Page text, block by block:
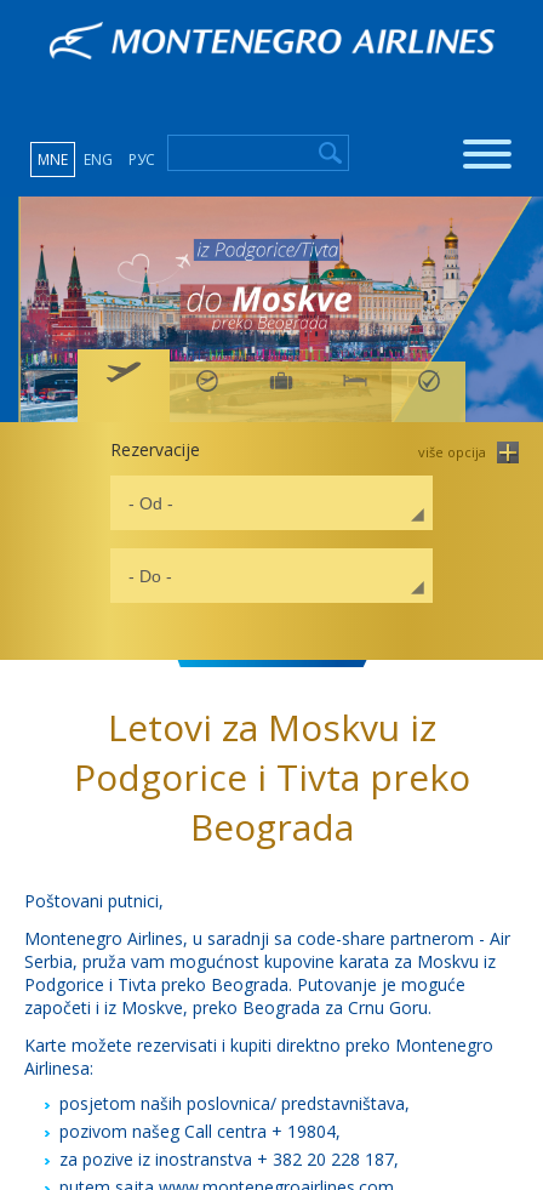
MNE ENG РУС
više opcija
Rezervacije
Letovi za Moskvu iz
Podgorice i Tivta preko
Beograda
Poštovani putnici,
Montenegro Airlines, u saradnji sa code-share partnerom - Air
Serbia, pruža vam mogućnost kupovine karata za Moskvu iz
Podgorice i Tivta preko Beograda. Putovanje je moguće
započeti i iz Moskve, preko Beograda za Crnu Goru.
Karte možete rezervisati i kupiti direktno preko Montenegro
Airlinesa:
posjetom naših poslovnica/ predstavništava,
pozivom našeg Call centra + 19804,
za pozive iz inostranstva + 382 20 228 187,